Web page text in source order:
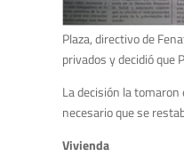
Plaza, directivo de
privados y decidió que
La decisión la tomaron
necesario que se
Vivienda